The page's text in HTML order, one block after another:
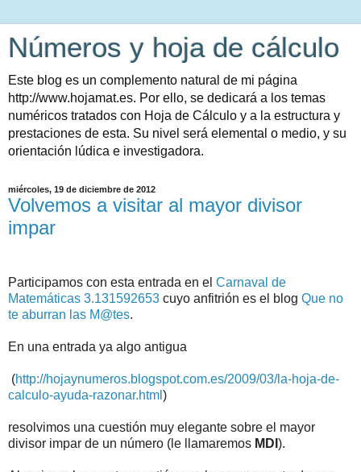
Números y hoja de cálculo
Este blog es un complemento natural de mi página
http://www.hojamat.es. Por ello, se dedicará a los temas
numéricos tratados con Hoja de Cálculo y a la estructura y
prestaciones de esta. Su nivel será elemental o medio, y su
orientación lúdica e investigadora.
miércoles, 19 de diciembre de 2012
Volvemos a visitar al mayor divisor
impar
Participamos con esta entrada en el Carnaval de
Matemáticas 3.131592653 cuyo anfitrión es el blog Que no
te aburran las M@tes.
En una entrada ya algo antigua
(http://hojaynumeros.blogspot.com.es/2009/03/la-hoja-de-
calculo-ayuda-razonar.html )
resolvimos una cuestión muy elegante sobre el mayor
divisor impar de un número (le llamaremos MDI ).